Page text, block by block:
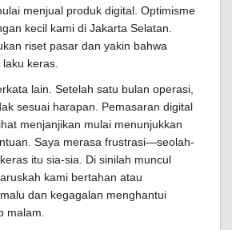
menjual produk digital. Optimisme
kecil kami di Jakarta Selatan.
riset pasar dan yakin bahwa
keras.
lain. Setelah satu bulan operasi,
sesuai harapan. Pemasaran digital
menjanjikan mulai menunjukkan
Saya merasa frustrasi—seolah-
itu sia-sia. Di sinilah muncul
kami bertahan atau
dan kegagalan menghantui
malam.